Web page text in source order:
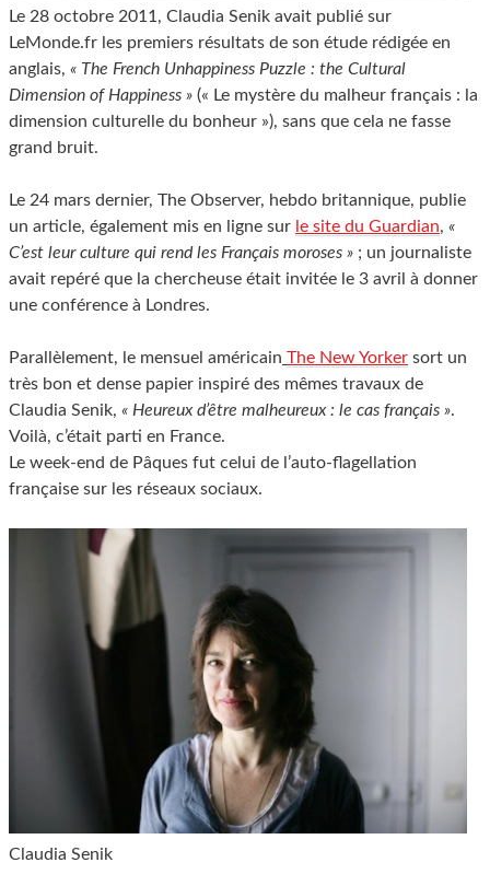
Le 28 octobre 2011, Claudia Senik avait publié sur
LeMonde.fr les premiers résultats de son étude rédigée en
anglais, « The French Unhappiness Puzzle : the Cultural
Dimension of Happiness » (« Le mystère du malheur français : la
dimension culturelle du bonheur »), sans que cela ne fasse
grand bruit.
Le 24 mars dernier, The Observer, hebdo britannique, publie
un article, également mis en ligne sur le site du Guardian, «
C’est leur culture qui rend les Français moroses » ; un journaliste
avait repéré que la chercheuse était invitée le 3 avril à donner
une conférence à Londres.
Parallèlement, le mensuel américain The New Yorker sort un
très bon et dense papier inspiré des mêmes travaux de
Claudia Senik, « Heureux d’être malheureux : le cas français ».
Voilà, c’était parti en France.
Le week-end de Pâques fut celui de l’auto-flagellation
française sur les réseaux sociaux.
Claudia Senik